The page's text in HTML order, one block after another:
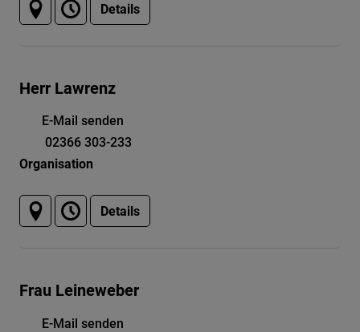
Details
Herr Lawrenz
E-Mail senden
02366 303-233
Organisation
Details
Frau Leineweber
E-Mail senden